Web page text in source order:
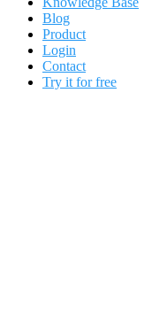
Blog
Product
Login
Contact
Try it for free